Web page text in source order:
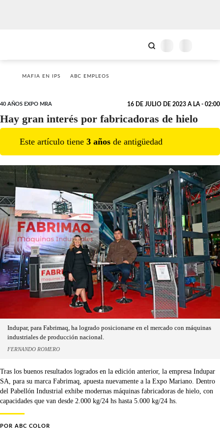
MAFIA EN IPS ABC EMPLEOS
40 AÑOS EXPO MRA 16 DE JULIO DE 2023 A LA - 02:00
Hay gran interés por fabricadoras de hielo
Este artículo tiene 3 años de antigüedad
Indupar, para Fabrimaq, ha logrado posicionarse en el mercado con máquinas
industriales de producción nacional.
FERNANDO ROMERO
Tras los buenos resultados logrados en la edición anterior, la empresa Indupar
SA, para su marca Fabrimaq, apuesta nuevamente a la Expo Mariano. Dentro
del Pabellón Industrial exhibe modernas máquinas fabricadoras de hielo, con
capacidades que van desde 2.000 kg/24 hs hasta 5.000 kg/24 hs.
POR ABC COLOR